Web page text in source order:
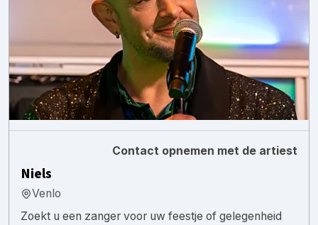
Contact opnemen met de artiest
Niels
Venlo
Zoekt u een zanger voor uw feestje of gelegenheid